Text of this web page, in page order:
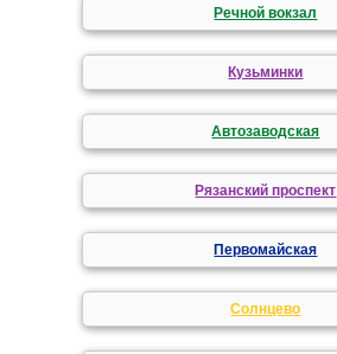
Речной вокзал
Кузьминки
Автозаводская
Рязанский проспект
Первомайская
Солнцево